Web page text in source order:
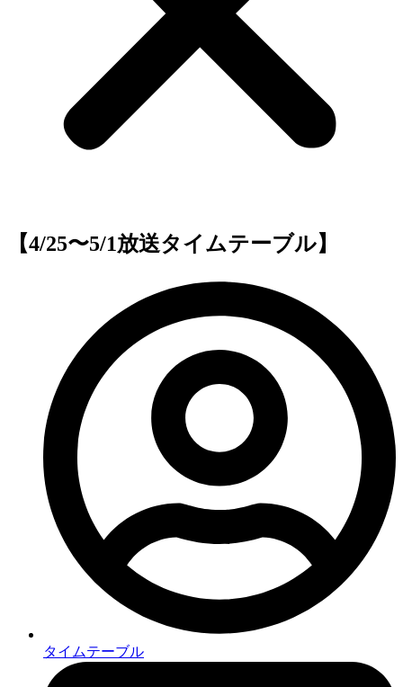
【4/25〜5/1放送タイムテーブル】
タイムテーブル